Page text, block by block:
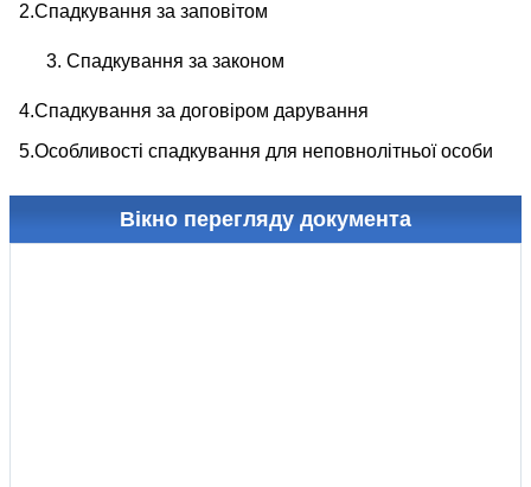
2.Спадкування за заповітом
Спадкування за законом
4.Спадкування за договіром дарування
5.Особливості спадкування для неповнолітньої особи
Вікно перегляду документа